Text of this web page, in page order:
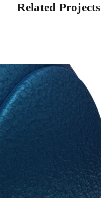
Related Projects